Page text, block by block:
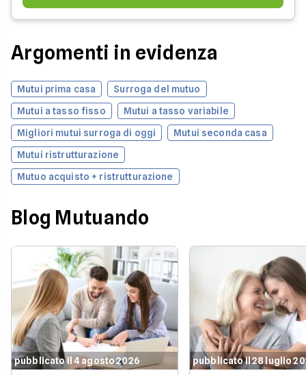
Argomenti in evidenza
Mutui prima casa
Surroga del mutuo
Mutui a tasso fisso
Mutui a tasso variabile
Migliori mutui surroga di oggi
Mutui seconda casa
Mutui ristrutturazione
Mutuo acquisto + ristrutturazione
Blog Mutuando
pubblicato il 4 agosto 2026 pubblicato il 28 luglio